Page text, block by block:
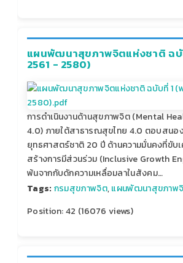
แผนพัฒนาสุขภาพจิตแห่งชาติ ฉบั
2561 - 2580)
การดำเนินงานด้านสุขภาพจิต (Mental
4.0) ภายใต้สาธารณสุขไทย 4.0 ตอบสนอ
ยุทธศาสตร์ชาติ 20 ปี ด้านความมั่นคงที่ขับ
สร้างการมีส่วนร่วม (Inclusive Growth
พ้นจากกับดักความเหลื่อมลาในสังคม…
Tags: กรมสุขภาพจิต,แผนพัฒนาสุขภาพ
Position:42 (16076 views)